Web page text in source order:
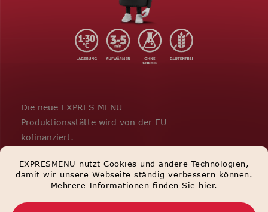
EXPRESMENU nutzt Cookies und andere Technologien,
damit wir unsere Webseite ständig verbessern können.
Mehrere Informationen finden Sie hier.
Die neue EXPRES MENU
Produktionsstätte wird von der EU
kofinanziert.